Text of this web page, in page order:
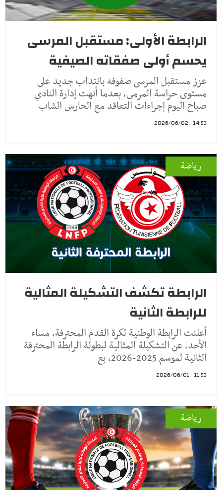
الرابطة الأولى: مستقبل المرسى
يحسم أولى صفقاته الصيفية
عزز مستقبل المرسى صفوفه بانتداب جديد على
مستوى حراسة المرمى، بعدما أنهت إدارة النادي
صباح اليوم إجراءات التعاقد مع الحارس الشاب
14:53 - 2026/06/02
رياضة
الرابطة تكشف التشكيلة المثالية
للرابطة الثانية
أعلنت الرابطة الوطنية لكرة القدم المحترفة، مساء
الأحد، عن التشكيلة المثالية لبطولة الرابطة المحترفة
الثانية لموسم 2025-2026، بع
11:53 - 2026/06/01
رياضة